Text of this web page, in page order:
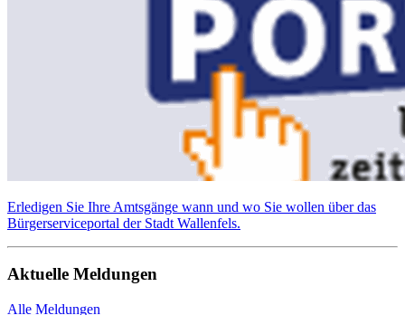
Erledigen Sie Ihre Amtsgänge wann und wo Sie wollen über das
Bürgerserviceportal der Stadt Wallenfels.
Aktuelle Meldungen
Alle Meldungen